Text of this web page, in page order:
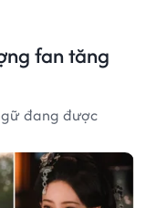
fan tăng
đang được